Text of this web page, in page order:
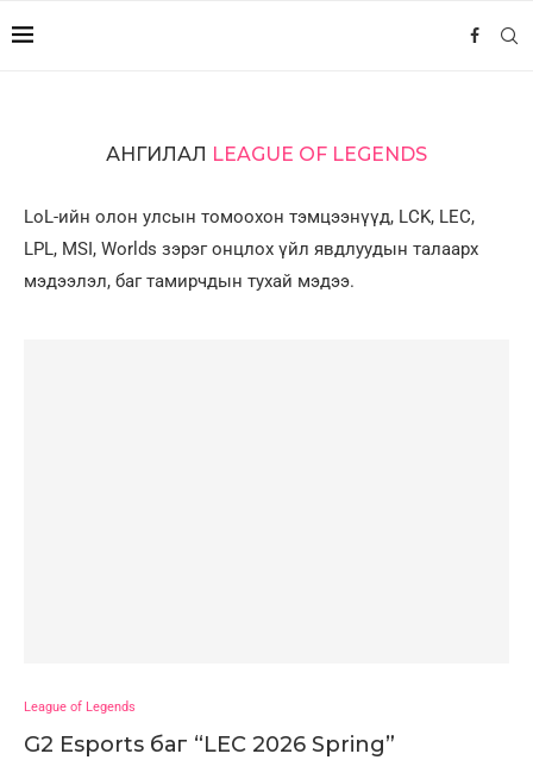
АНГИЛАЛ LEAGUE OF LEGENDS
LoL-ийн олон улсын томоохон тэмцээнүүд, LCK, LEC,
LPL, MSI, Worlds зэрэг онцлох үйл явдлуудын талаарх
мэдээлэл, баг тамирчдын тухай мэдээ.
League of Legends
G2 Esports баг “LEC 2026 Spring”